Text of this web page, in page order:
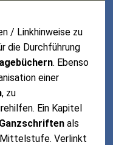
/ Linkhinweise zu
die Durchführung
. Ebenso
einer
, zu
Ein Kapitel
als
Mittelstufe. Verlinkt